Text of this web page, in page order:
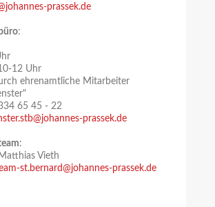
prassek.de
:
12 Uhr
ehrenamtliche Mitarbeiter
65 45 - 22
prassek.de
:
Vieth
st.bernard@johannes-prassek.de